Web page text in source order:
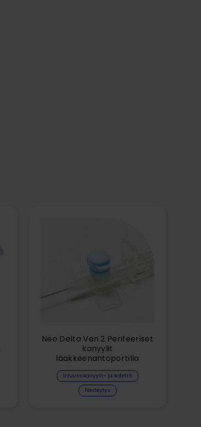
Neo Delta Ven 2 Perifeeriset
kanyylit
lääkkeenantoportilla
Infuusiokanyylit- ja katetrit
Nesteytys